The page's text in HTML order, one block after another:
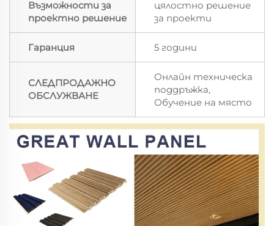
Възможности за
проектно решение
цялостно решение
за проекти
Гаранция 5 години
СЛЕДПРОДАЖНО
ОБСЛУЖВАНЕ
Онлайн техническа
поддръжка,
Обучение на място